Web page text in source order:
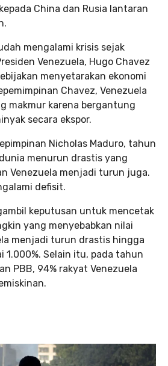
China dan Rusia lantaran
mengalami krisis sejak
Venezuela, Hugo Chavez
menyetarakan ekonomi
Chavez, Venezuela
makmur karena bergantung
secara ekspor.
Nicholas Maduro, tahun
menurun drastis yang
Venezuela menjadi turun juga.
defisit.
keputusan untuk mencetak
yang menyebabkan nilai
menjadi turun drastis hingga
1.000%. Selain itu, pada tahun
PBB, 94% rakyat Venezuela